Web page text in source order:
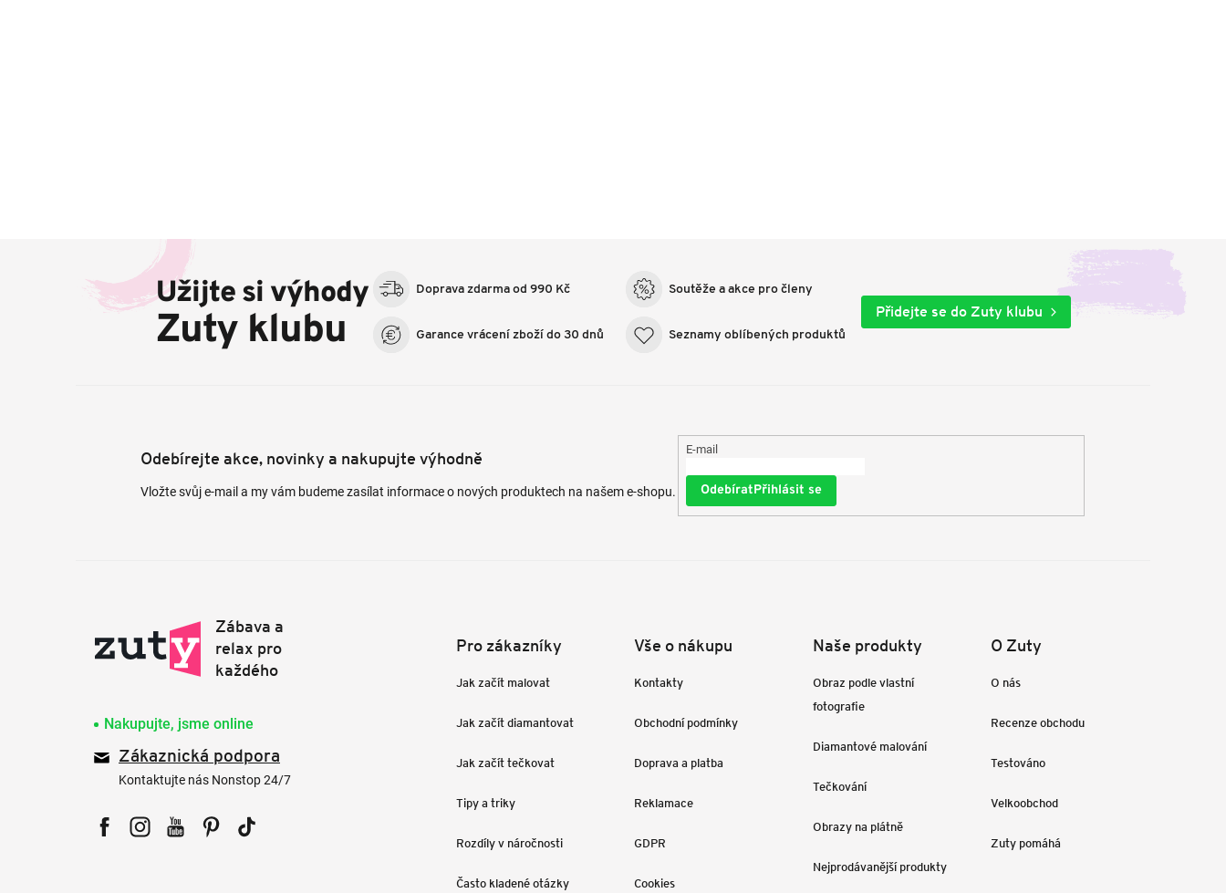
Užijte si výhody
Zuty klubu
Doprava zdarma od 990 Kč
Garance vrácení zboží do 30 dnů
Soutěže a akce pro členy
Seznamy oblíbených produktů
Přidejte se do Zuty klubu
Odebírejte akce, novinky a nakupujte výhodně
Vložte svůj e-mail a my vám budeme zasílat informace o nových produktech na našem e-shopu.
E-mail
Přihlásit se
Nakupujte, jsme online
Zákaznická podpora
Kontaktujte nás Nonstop 24/7
Pro zákazníky
Jak začít malovat
Jak začít diamantovat
Jak začít tečkovat
Tipy a triky
Rozdíly v náročnosti
Často kladené otázky
Vše o nákupu
Kontakty
Obchodní podmínky
Doprava a platba
Reklamace
GDPR
Cookies
Naše produkty
Obraz podle vlastní
fotografie
Diamantové malování
Tečkování
Obrazy na plátně
Nejprodávanější produkty
O Zuty
O nás
Recenze obchodu
Testováno
Velkoobchod
Zuty pomáhá